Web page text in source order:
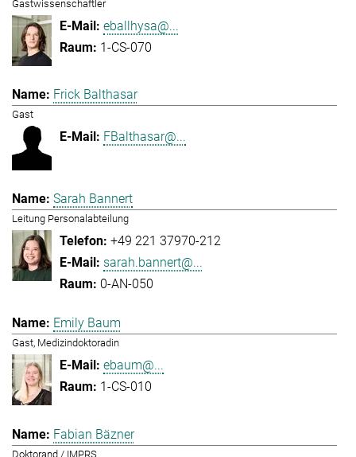
Gastwissenschaftler
eballhysa@...
1-CS-070
Frick Balthasar
Gast
FBalthasar@...
Sarah Bannert
Leitung Personalabteilung
+49 221 37970-212
sarah.bannert@...
0-AN-050
Emily Baum
Gast, Medizindoktoradin
ebaum@...
1-CS-010
Fabian Bäzner
Doktorand / IMPRS